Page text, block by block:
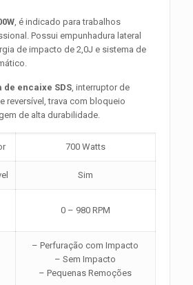
, é indicado para trabalhos
Possui empunhadura lateral
de impacto de 2,0J e sistema de
de encaixe SDS, interruptor de
reversível, trava com bloqueio
de alta durabilidade.
700 Watts
Sim
0 – 980 RPM
– Perfuração com Impacto
– Sem Impacto
– Pequenas Remoções